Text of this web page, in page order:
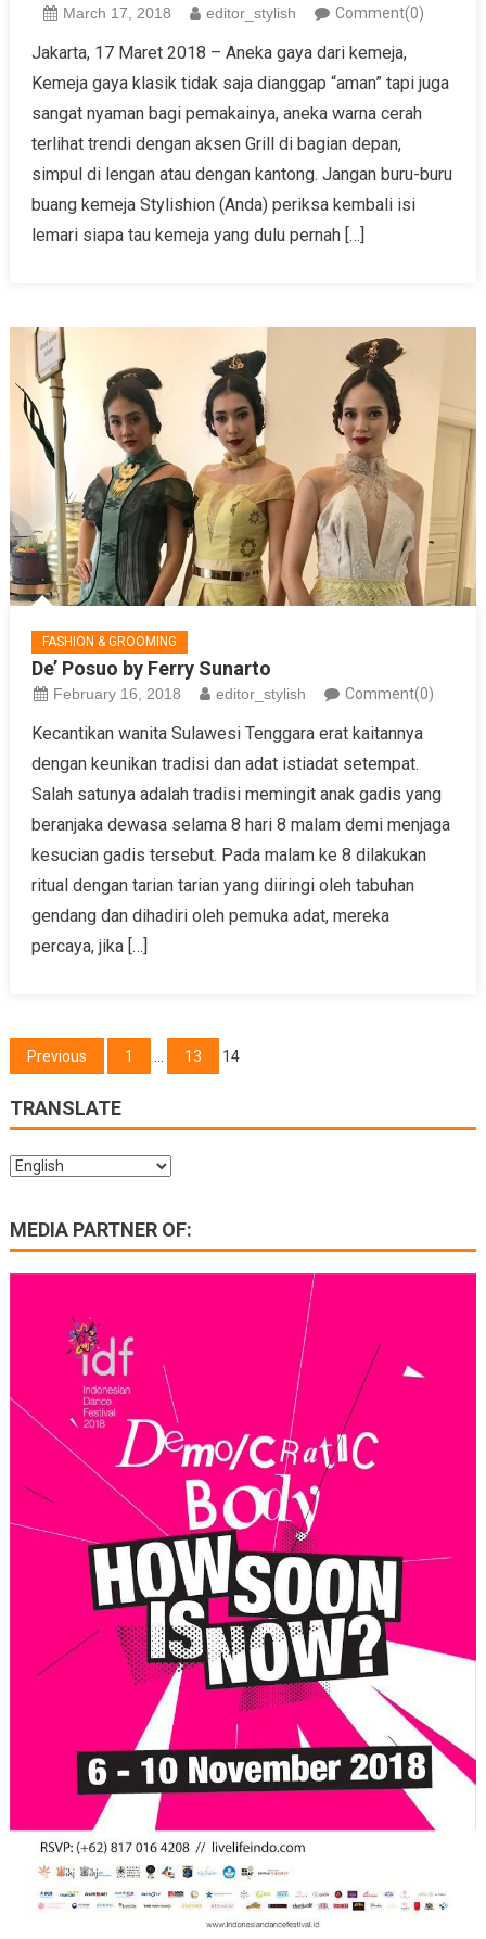
March 17, 2018 editor_stylish Comment(0)
Jakarta, 17 Maret 2018 – Aneka gaya dari kemeja,
Kemeja gaya klasik tidak saja dianggap “aman” tapi juga
sangat nyaman bagi pemakainya, aneka warna cerah
terlihat trendi dengan aksen Grill di bagian depan,
simpul di lengan atau dengan kantong. Jangan buru-buru
buang kemeja Stylishion (Anda) periksa kembali isi
lemari siapa tau kemeja yang dulu pernah […]
FASHION & GROOMING
De’ Posuo by Ferry Sunarto
February 16, 2018 editor_stylish Comment(0)
Kecantikan wanita Sulawesi Tenggara erat kaitannya
dengan keunikan tradisi dan adat istiadat setempat.
Salah satunya adalah tradisi memingit anak gadis yang
beranjaka dewasa selama 8 hari 8 malam demi menjaga
kesucian gadis tersebut. Pada malam ke 8 dilakukan
ritual dengan tarian tarian yang diiringi oleh tabuhan
gendang dan dihadiri oleh pemuka adat, mereka
percaya, jika […]
Posts
navigation
Previous 1 13 14
TRANSLATE
MEDIA PARTNER OF: